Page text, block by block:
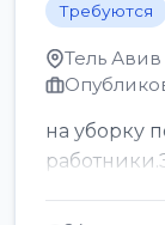
Требуются
Тель
на уборку